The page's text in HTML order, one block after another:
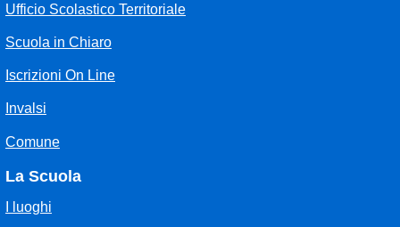
Ufficio Scolastico Territoriale
Scuola in Chiaro
Iscrizioni On Line
Invalsi
Comune
La Scuola
I luoghi